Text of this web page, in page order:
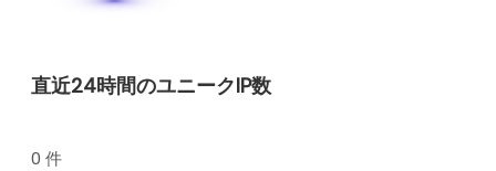
直近24時間のユニークIP数
0 件